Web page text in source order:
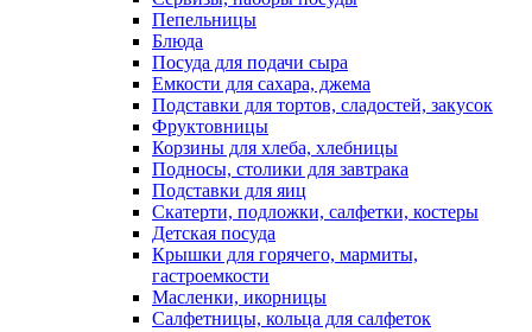
Пепельницы
Блюда
Посуда для подачи сыра
Емкости для сахара, джема
Подставки для тортов, сладостей, закусок
Фруктовницы
Корзины для хлеба, хлебницы
Подносы, столики для завтрака
Подставки для яиц
Скатерти, подложки, салфетки, костеры
Детская посуда
Крышки для горячего, мармиты,
гастроемкости
Масленки, икорницы
Салфетницы, кольца для салфеток